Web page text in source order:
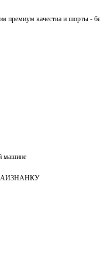
премиум качества и шорты -
машине